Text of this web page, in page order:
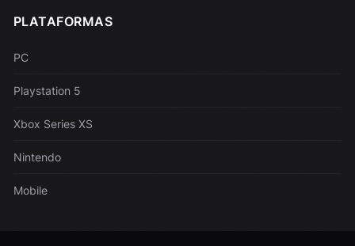
PLATAFORMAS
PC
Playstation 5
Xbox Series XS
Nintendo
Mobile